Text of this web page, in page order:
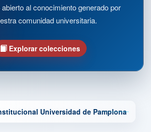
al conocimiento generado por
comunidad universitaria.
Explorar colecciones
Universidad de Pamplona